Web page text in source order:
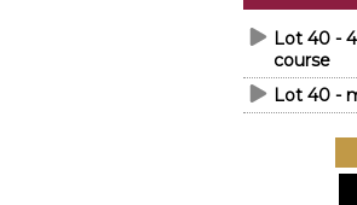
Lot 40 -
course
Lot 40 -